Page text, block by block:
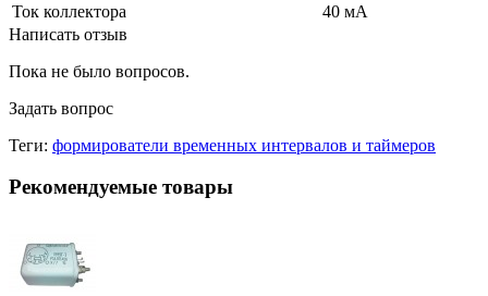
Ток коллектора
40 мА
Написать отзыв
Пока не было вопросов.
Задать вопрос
Теги: формирователи временных интервалов и таймеров
Рекомендуемые товары